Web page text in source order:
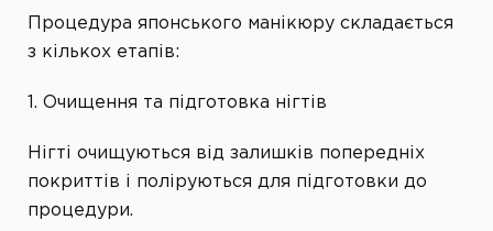
Процедура японського манікюру складається
з кількох етапів:
1. Очищення та підготовка нігтів
Нігті очищуються від залишків попередніх
покриттів і поліруються для підготовки до
процедури.